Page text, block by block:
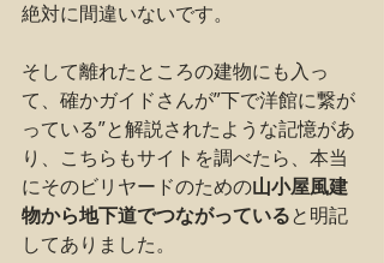
絶対に間違いないです。
そして離れたところの建物にも入っ
て、確かガイドさんが”下で洋館に繋が
っている”と解説されたような記憶があ
り、こちらもサイトを調べたら、本当
にそのビリヤードのための山小屋風建
物から地下道でつながっていると明記
してありました。